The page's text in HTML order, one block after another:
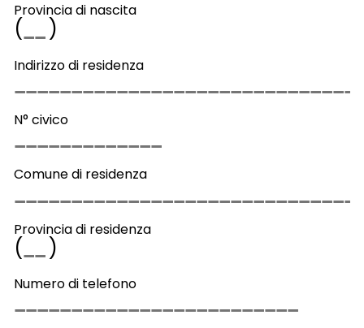
Provincia di nascita
( )
Indirizzo di residenza
N° civico
Comune di residenza
Provincia di residenza
( )
Numero di telefono